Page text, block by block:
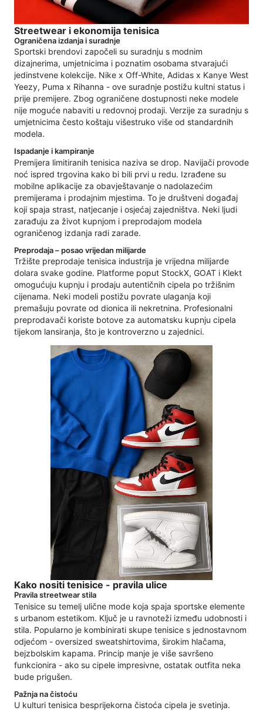
Streetwear i ekonomija tenisica
Ograničena izdanja i suradnje
Sportski brendovi započeli su suradnju s modnim
dizajnerima, umjetnicima i poznatim osobama stvarajući
jedinstvene kolekcije. Nike x Off-White, Adidas x Kanye West
Yeezy, Puma x Rihanna - ove suradnje postižu kultni status i
prije premijere. Zbog ograničene dostupnosti neke modele
nije moguće nabaviti u redovnoj prodaji. Verzije za suradnju s
umjetnicima često koštaju višestruko više od standardnih
modela.
Ispadanje i kampiranje
Premijera limitiranih tenisica naziva se drop. Navijači provode
noć ispred trgovina kako bi bili prvi u redu. Izrađene su
mobilne aplikacije za obavještavanje o nadolazećim
premijerama i prodajnim mjestima. To je društveni događaj
koji spaja strast, natjecanje i osjećaj zajedništva. Neki ljudi
zarađuju za život kupnjom i preprodajom modela
ograničenog izdanja radi zarade.
Preprodaja – posao vrijedan milijarde
Tržište preprodaje tenisica industrija je vrijedna milijarde
dolara svake godine. Platforme poput StockX, GOAT i Klekt
omogućuju kupnju i prodaju autentičnih cipela po tržišnim
cijenama. Neki modeli postižu povrate ulaganja koji
premašuju povrate od dionica ili nekretnina. Profesionalni
preprodavači koriste botove za automatsku kupnju cipela
tijekom lansiranja, što je kontroverzno u zajednici.
Kako nositi tenisice - pravila ulice
Pravila streetwear stila
Tenisice su temelj ulične mode koja spaja sportske elemente
s urbanom estetikom. Ključ je u ravnoteži između udobnosti i
stila. Popularno je kombinirati skupe tenisice s jednostavnom
odjećom - oversized sweatshirtovima, širokim hlačama,
bejzbolskim kapama. Princip manje je više savršeno
funkcionira - ako su cipele impresivne, ostatak outfita neka
bude prigušen.
Pažnja na čistoću
U kulturi tenisica besprijekorna čistoća cipela je svetinja.